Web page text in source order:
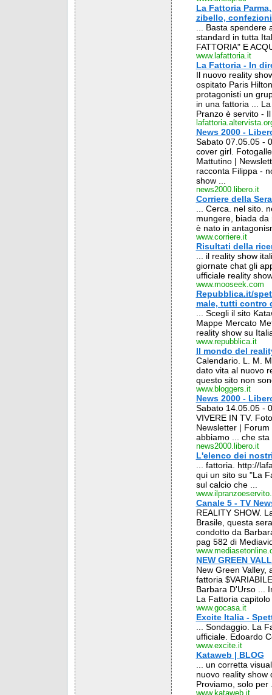
La Fattoria
zibello,
... Basta
standard in tutta
FATTORIA" E
www.lafattoria.it
La Fattoria - In
Il nuovo reality
ospitato Paris
protagonisti un
in una fattoria ...
Pranzo è servito -
News 2000 -
Sabato 07.05.05 -
cover girl.
Mattutino |
racconta Filippa -
show ...
news2000.libero.it
Corriere della
... Cerca. nel sito.
mungere, biada da
è nato in
www.corriere.it
Risultati della
... il reality show
giornate chat gli
ufficiale reality
www.mooseek.com
Repubblica.it/
male, tutti contro
... Scegli il sito
Mappe Mercato
reality show su
www.repubblica.it
Il mondo del
Calendario. L. M.
dato vita al nuovo
questo sito non
www.bloggers.it
News 2000 -
Sabato 14.05.05 -
VIVERE IN TV.
Newsletter |
abbiamo ... che
news2000.libero.it
L'elenco dei
... fattoria. http://
qui un sito su "La
sul calcio che ...
Canale 5 - TV
REALITY SHOW.
Brasile, questa
condotto da
pag 582 di
NEW GREEN
New Green Valley,
fattoria
Barbara D'Urso ...
La Fattoria
www.gocasa.it
Excite Italia -
... Sondaggio. La
ufficiale. Edoardo
www.excite.it
Kataweb | BLOG
... un corretta
nuovo reality show
Proviamo, solo per
www.kataweb.it